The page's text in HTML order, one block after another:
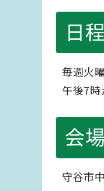
日程
毎週火
午後7
会場
守谷市